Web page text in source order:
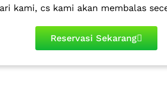
kami, cs kami akan membalas
Reservasi Sekarang